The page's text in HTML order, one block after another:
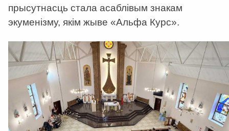
прысутнасць стала асаблівым знакам
экуменізму, якім жыве «Альфа Курс».